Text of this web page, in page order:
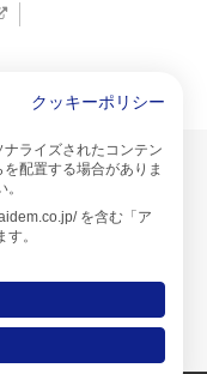
クッキーポリシー
ライズされたコンテン
配置する場合がありま
を含む「ア
。